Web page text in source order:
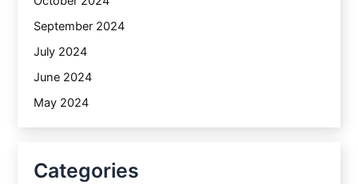
September 2024
July 2024
June 2024
May 2024
Categories